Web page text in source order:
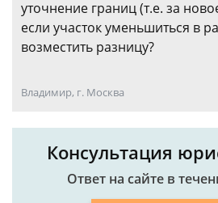
уточнение границ (т.е. за
если участок уменьшиться в
возместить разницу?
Владимир, г. Москва
Консультация
Ответ на сайте в